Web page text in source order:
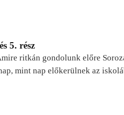
5. rész
ritkán gondolunk előre
mint nap előkerülnek az